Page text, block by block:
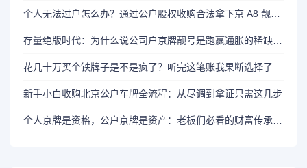
个人无法过户怎么办？通过公户股权收购合法拿下京 A8 靓号全攻略
存量绝版时代：为什么说公司户京牌靓号是跑赢通胀的稀缺资源
花几十万买个铁牌子是不是疯了？听完这笔账我果断选择了公户收购
新手小白收购北京公户车牌全流程：从尽调到拿证只需这几步
个人京牌是资格，公户京牌是资产：老板们必看的财富传承逻辑